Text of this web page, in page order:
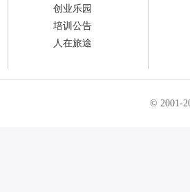
创业乐园
培训公告
人在旅途
© 2001-